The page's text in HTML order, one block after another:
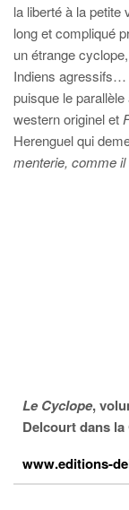
la liberté à la
long et compliqué
un étrange
Indiens agressifs…
puisque le
western originel et
Herenguel qui
menterie, comme il
Le Cyclope,
Delcourt dans
www.editions-